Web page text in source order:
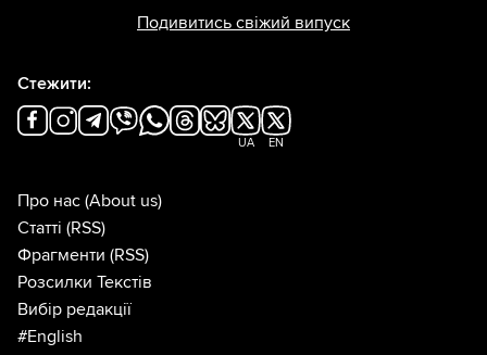
Подивитись свіжий випуск
Стежити:
UA EN
Про нас (About us)
Статті (RSS)
Фрагменти (RSS)
Розсилки Текстів
Вибір редакції
#English